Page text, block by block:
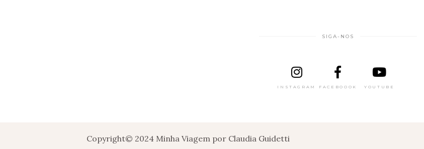
SIGA-NOS
INSTAGRAM FACEBOOOK YOUTUBE
Copyright© 2024 Minha Viagem por Claudia Guidetti